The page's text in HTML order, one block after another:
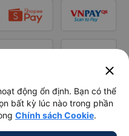
close
động ổn định. Bạn có thể
bất kỳ lúc nào trong phần
Chính sách Cookie.